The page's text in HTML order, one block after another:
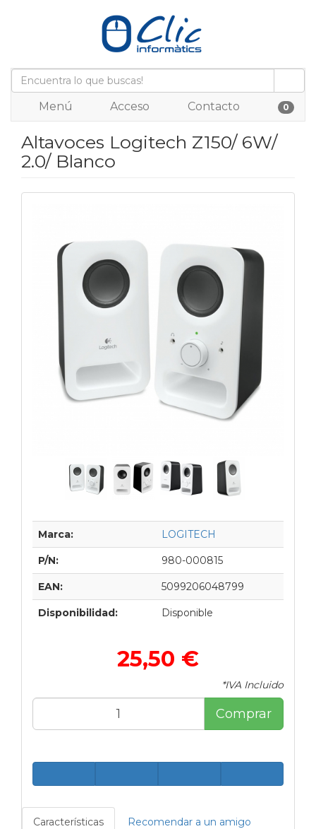
Menú Acceso Contacto 0
Altavoces Logitech Z150/ 6W/
2.0/ Blanco
Marca: LOGITECH
P/N: 980-000815
EAN: 5099206048799
Disponibilidad: Disponible
25,50 €
*IVA Incluido
Comprar
Características Recomendar a un amigo